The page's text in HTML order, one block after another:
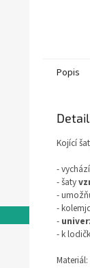
Popis
Kojící
-
- šaty
-
-
-
- k